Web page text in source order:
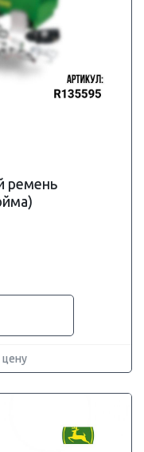
ремень
цену